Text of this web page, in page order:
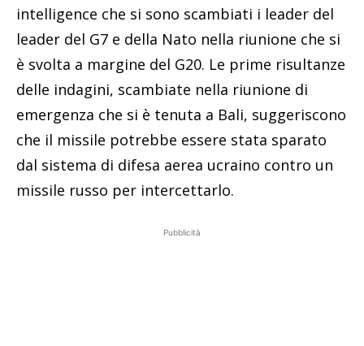
intelligence che si sono scambiati i leader del
leader del G7 e della Nato nella riunione che si
è svolta a margine del G20. Le prime risultanze
delle indagini, scambiate nella riunione di
emergenza che si è tenuta a Bali, suggeriscono
che il missile potrebbe essere stata sparato
dal sistema di difesa aerea ucraino contro un
missile russo per intercettarlo.
Pubblicità